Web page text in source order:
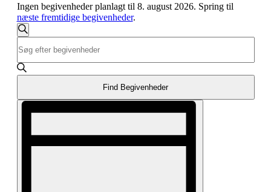
Ingen begivenheder planlagt til 8. august 2026. Spring til
næste fremtidige begivenheder.
Begivenheder
Søgning
og
visninger
Navigation
Søg
efter
nøgleord.
Søg
efter
på
nøgleord.
Find Begivenheder
Begivenhed
Navigation